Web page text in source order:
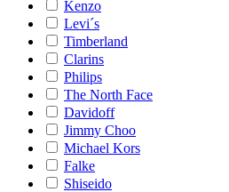
Kenzo
Levi´s
Timberland
Clarins
Philips
The North Face
Davidoff
Jimmy Choo
Michael Kors
Falke
Shiseido